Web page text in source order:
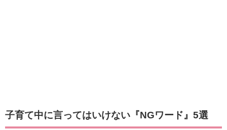
子育て中に言ってはいけない『NGワード』5選